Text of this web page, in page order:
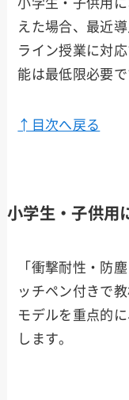
えた場合、最近
ライン授業に対
能は最低限必要で
↑目次へ戻る
小学生・子供用
「衝撃耐性・防
ッチペン付きで
モデルを重点的
します。